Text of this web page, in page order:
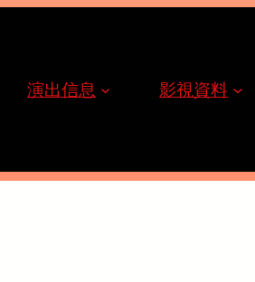
演出信息 影視資料